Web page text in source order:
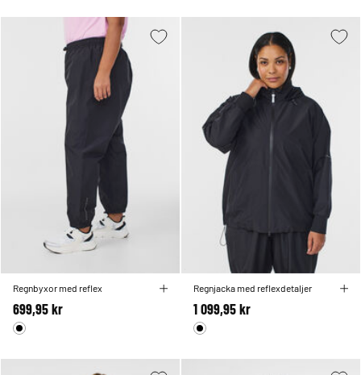
Regnbyxor med reflex
699,95 kr
Regnjacka med reflexdetaljer
1 099,95 kr